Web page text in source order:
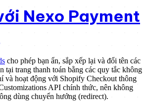
Nexo Payment
cho phép bạn ẩn, sắp xếp lại và đổi tên các
tại trang thanh toán bằng các quy tắc không
và hoạt động với Shopify Checkout thông
API chính thức, nên không
dùng chuyển hướng (redirect).